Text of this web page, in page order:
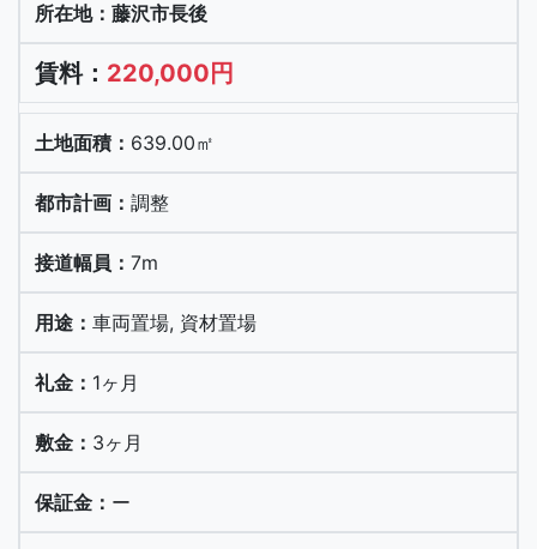
藤沢市長後
220,000円
639.00㎡
調整
7m
車両置場, 資材置場
1ヶ月
3ヶ月
ー